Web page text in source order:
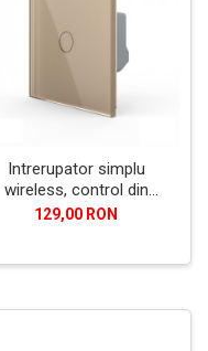
Intrerupator simplu
wireless, control din
RF, cu touch
129,00 RON